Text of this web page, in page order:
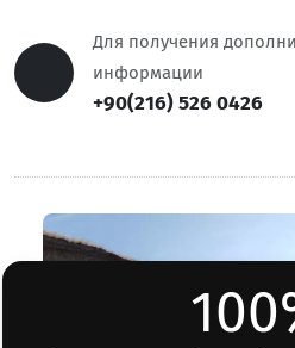
Для получения
информации
+90(216) 526 0426